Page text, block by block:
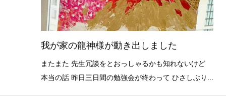
我が家の龍神様が動き出しました
またまた 先生冗談をとおっしゃるかも知れないけど
本当の話 昨日三日間の勉強会が終わって ひさしぶり...